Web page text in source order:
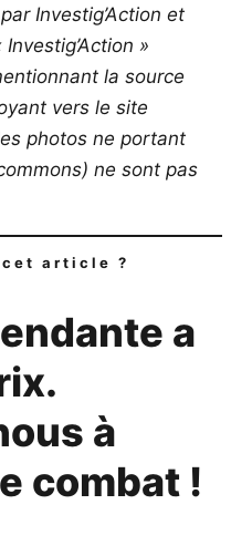
Investig’Action et
»
la source
vers le site
photos ne portant
ne sont pas
cet article ?
a
à
combat !